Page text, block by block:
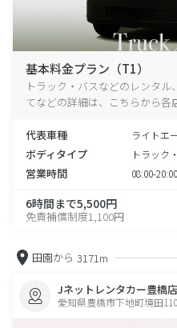
基本料金プラン（T1）
トラック・バスなどのレンタ
てなどの詳細は、こちらから各
代表車種 ライトエ
ボディタイプ トラック
営業時間 08:00-20:00
6時間まで5,500円
免責補償制度1,100円
田園から 3171m
Jネットレンタカー豊橋店
愛知県豊橋市下地町境田110